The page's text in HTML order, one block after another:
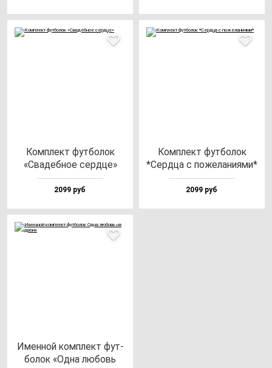
Ком­плект фут­бо­лок
«Сва­деб­ное сер­дце»
2099 руб
Ком­плект фут­бо­лок
*Сер­дца с по­же­ла­ни­ями*
2099 руб
Имен­ной ком­плект фут­
бо­лок «Одна лю­бовь